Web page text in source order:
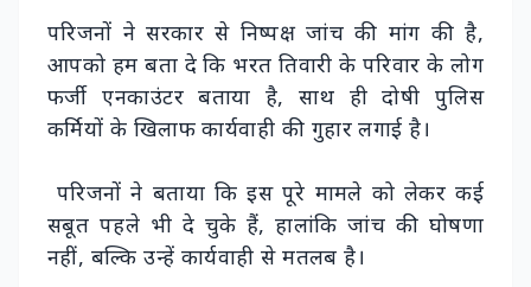
परिजनों ने सरकार से निष्पक्ष जांच की मांग की है,
आपको हम बता दे कि भरत तिवारी के परिवार के लोग
फर्जी एनकाउंटर बताया है, साथ ही दोषी पुलिस
कर्मियों के खिलाफ कार्यवाही की गुहार लगाई है।
परिजनों ने बताया कि इस पूरे मामले को लेकर कई
सबूत पहले भी दे चुके हैं, हालांकि जांच की घोषणा
नहीं, बल्कि उन्हें कार्यवाही से मतलब है।